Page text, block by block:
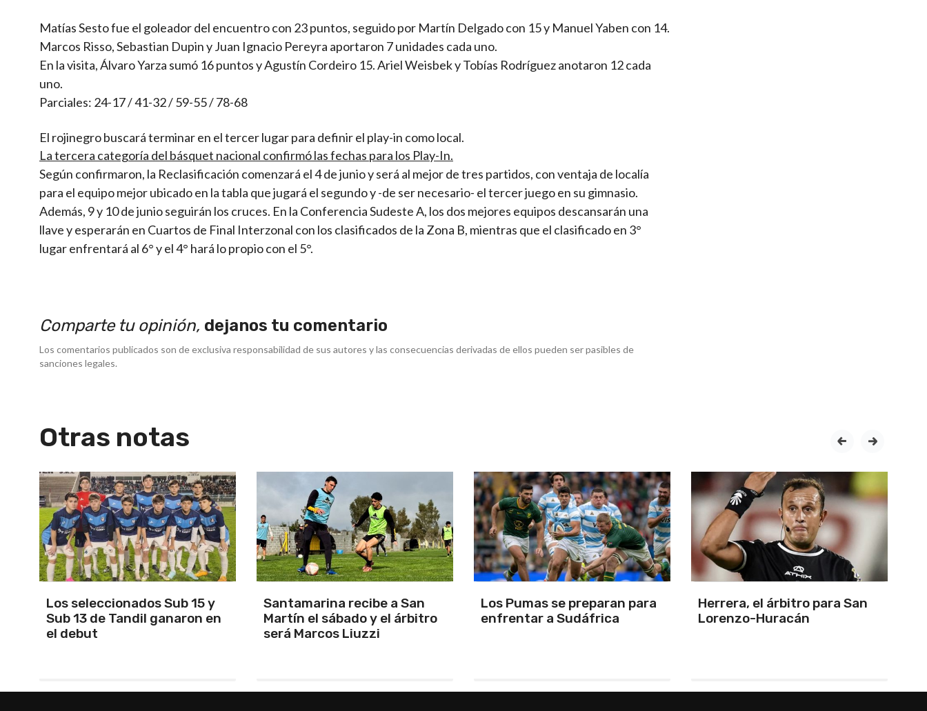
Matías Sesto fue el goleador del encuentro con 23 puntos, seguido por Martín Delgado con 15 y Manuel Yaben con 14.
Marcos Risso, Sebastian Dupin y Juan Ignacio Pereyra aportaron 7 unidades cada uno.
En la visita, Álvaro Yarza sumó 16 puntos y Agustín Cordeiro 15. Ariel Weisbek y Tobías Rodríguez anotaron 12 cada
uno.
Parciales: 24-17 / 41-32 / 59-55 / 78-68
El rojinegro buscará terminar en el tercer lugar para definir el play-in como local.
La tercera categoría del básquet nacional confirmó las fechas para los Play-In.
Según confirmaron, la Reclasificación comenzará el 4 de junio y será al mejor de tres partidos, con ventaja de localía
para el equipo mejor ubicado en la tabla que jugará el segundo y -de ser necesario- el tercer juego en su gimnasio.
Además, 9 y 10 de junio seguirán los cruces. En la Conferencia Sudeste A, los dos mejores equipos descansarán una
llave y esperarán en Cuartos de Final Interzonal con los clasificados de la Zona B, mientras que el clasificado en 3°
lugar enfrentará al 6° y el 4° hará lo propio con el 5°.
Comparte tu opinión, dejanos tu comentario
Los comentarios publicados son de exclusiva responsabilidad de sus autores y las consecuencias derivadas de ellos pueden ser pasibles de
sanciones legales.
Otras notas
Los seleccionados Sub 15 y
Sub 13 de Tandil ganaron en
el debut
Santamarina recibe a San
Martín el sábado y el árbitro
será Marcos Liuzzi
Los Pumas se preparan para
enfrentar a Sudáfrica
Herrera, el árbitro para San
Lorenzo-Huracán
prev next